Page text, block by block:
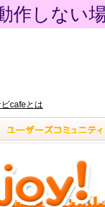
作しない
cafeとは